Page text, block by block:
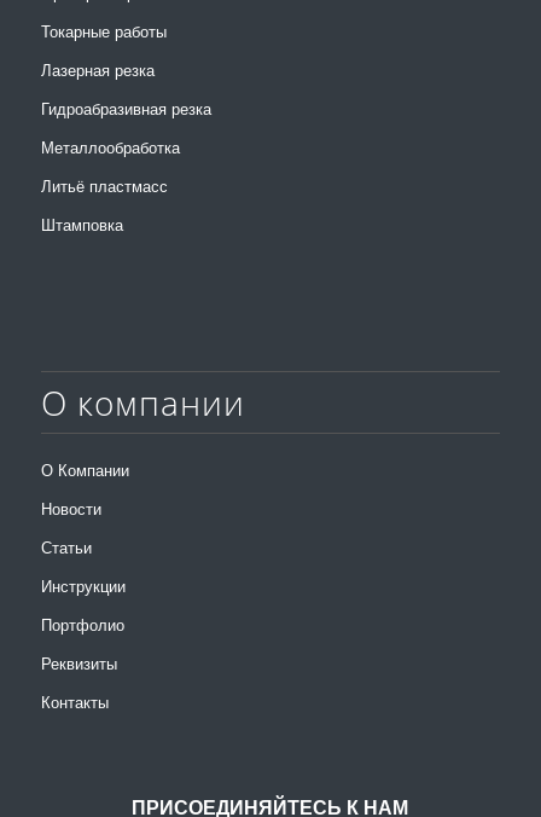
Токарные работы
Лазерная резка
Гидроабразивная резка
Металлообработка
Литьё пластмасс
Штамповка
О компании
О Компании
Новости
Статьи
Инструкции
Портфолио
Реквизиты
Контакты
ПРИСОЕДИНЯЙТЕСЬ К НАМ